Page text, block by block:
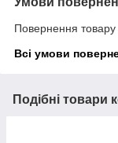
Повернення
Всі умови
Подібні товари